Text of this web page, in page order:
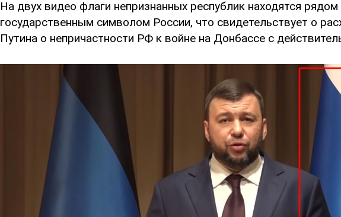
На двух видео флаги непризнанных республик находятся рядом
государственным символом России, что свидетельствует о
Путина о непричастности РФ к войне на Донбассе с